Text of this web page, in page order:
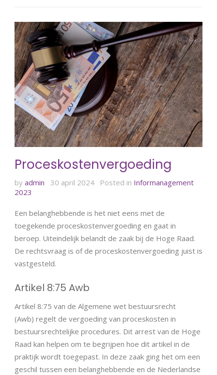
Proceskostenvergoeding
by admin 30 april 2024 Posted in Informanagement
2023
Een belanghebbende is het niet eens met de
toegekende proceskostenvergoeding en gaat in
beroep. Uiteindelijk belandt de zaak bij de Hoge Raad.
De rechtsvraag is of de proceskostenvergoeding juist is
vastgesteld.
Artikel 8:75 Awb
Artikel 8:75 van de Algemene wet bestuursrecht
(Awb) regelt de vergoeding van proceskosten in
bestuursrechtelijke procedures. Dit arrest van de Hoge
Raad kan helpen om te begrijpen hoe dit artikel in de
praktijk wordt toegepast. In deze zaak ging het om een
geschil tussen een belanghebbende en de Nederlandse